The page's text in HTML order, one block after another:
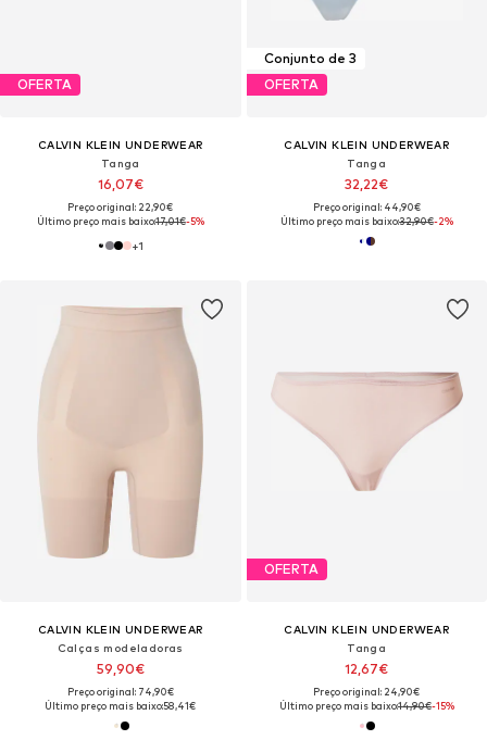
OFERTA
CALVIN KLEIN UNDERWEAR
Tanga
16,07€
Preço original: 22,90€
Último preço mais baixo:17,01€-5%
+1
Conjunto de 3
OFERTA
CALVIN KLEIN UNDERWEAR
Tanga
32,22€
Preço original: 44,90€
Último preço mais baixo:32,90€-2%
CALVIN KLEIN UNDERWEAR
Calças modeladoras
59,90€
Preço original: 74,90€
Último preço mais baixo:58,41€
OFERTA
CALVIN KLEIN UNDERWEAR
Tanga
12,67€
Preço original: 24,90€
Último preço mais baixo:14,90€-15%